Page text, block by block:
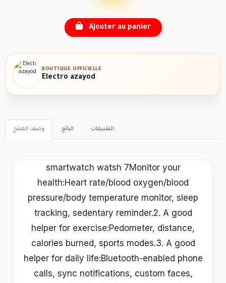
Ajouter au panier
BOUTIQUE OFFICIELLE
Electro azayod
وصف المنتج البائع التقييمات
smartwatch watsh 7Monitor your
health:Heart rate/blood oxygen/blood
pressure/body temperature monitor, sleep
tracking, sedentary reminder.2. A good
helper for exercise:Pedometer, distance,
calories burned, sports modes.3. A good
helper for daily life:Bluetooth-enabled phone
calls, sync notifications, custom faces,